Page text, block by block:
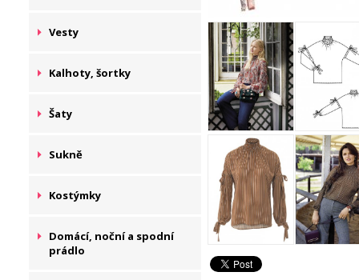
Vesty
Kalhoty, šortky
Šaty
Sukně
Kostýmky
Domácí, noční a spodní
prádlo